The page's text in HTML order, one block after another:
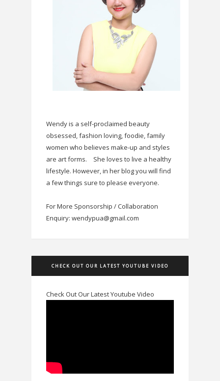
Wendy is a self-proclaimed beauty
obsessed, fashion loving, foodie, family
women who believes make-up and styles
are art forms.
She loves to live a healthy
lifestyle. However, in her blog you will find
a few things sure to please everyone.
For More Sponsorship / Collaboration
Enquiry: wendypua@gmail.com
CHECK OUT OUR LATEST YOUTUBE VIDEO
Check Out Our Latest Youtube Video